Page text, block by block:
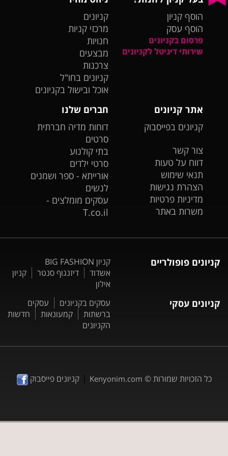
הוסף קניון
הוסף עסק
פרסום בקניונים
שירותי דיגיטל לקניונים
קניונים
מרכזי קניות
חנויות
מבצעים
צרכנות
קניונים בחו"ל
אוכל ובישול בקניונים
אתר קניונים
קניונים בפייסבוק
צור קשר
דווח על טעות
תנאי שימוש
הצהרת נגישות
מדיניות פרטיות
משרות באתר
חברים שלנו
דוחות מדיה חברתית
סרטים
בתי קולנוע
סרטי ילדים
אורייתא - ספר ושמנים
לנשים
עסקים מומלצים -
T.co.il
קניונים פופולריים
קניון BIG FASHION
אשדוד
דיזנגוף סנטר
קניון
אילון
קניונים עסקי עסקים בקניונים
עסקים
ברשתות
קמעונאות
חדשות
הקניונים
כל הזכויות שמורות © Kenyonim.com
|קניונים פייסבוק